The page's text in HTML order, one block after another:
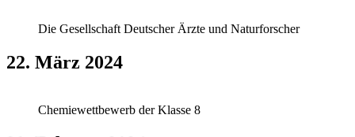
Die Gesellschaft Deutscher Ärzte und Naturforscher
22. März 2024
Chemiewettbewerb der Klasse 8